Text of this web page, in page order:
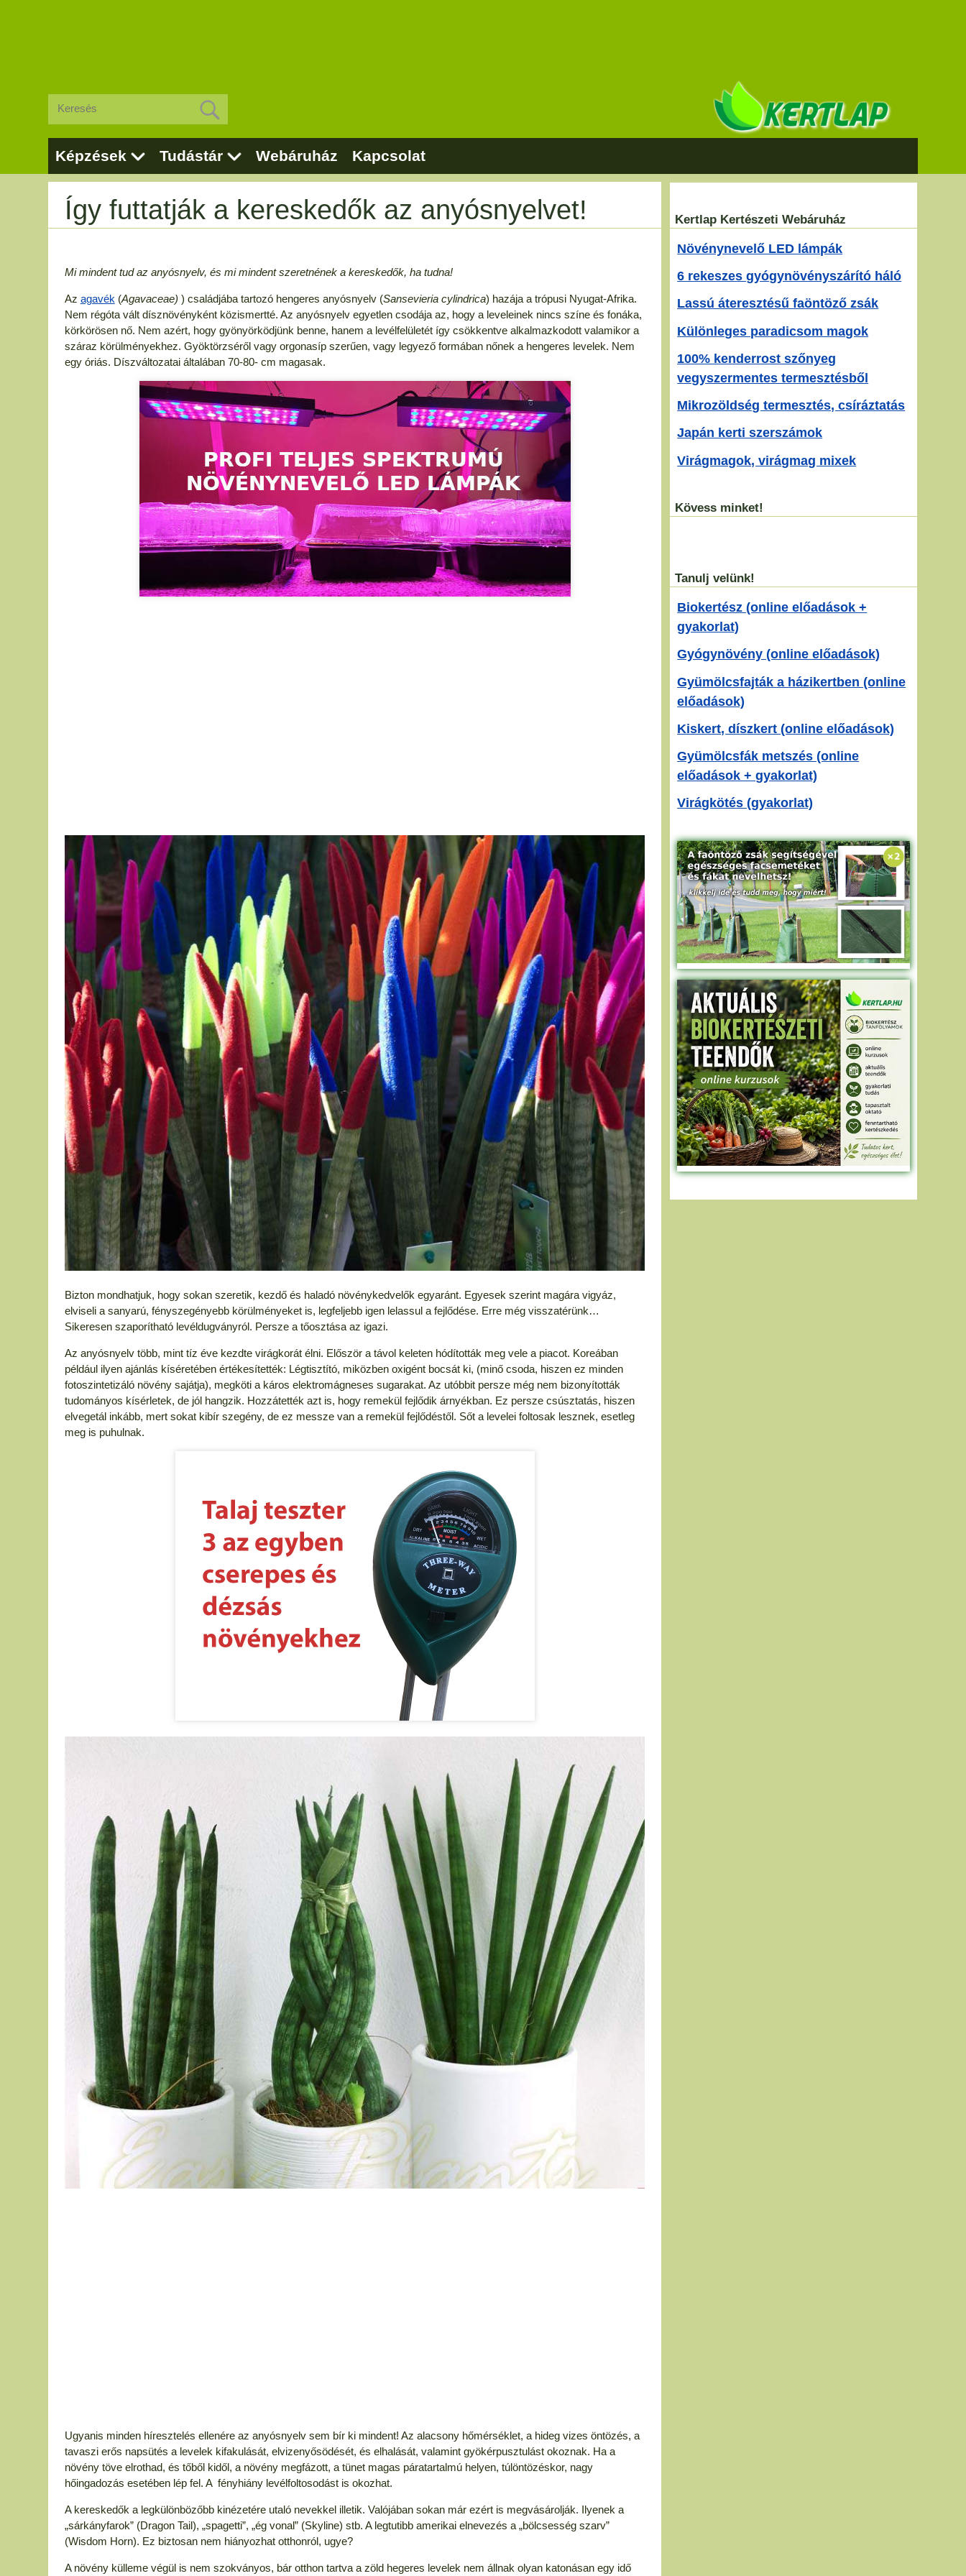
Képzések Tudástár Webáruház Kapcsolat
Így futtatják a kereskedők az anyósnyelvet!
Mi mindent tud az anyósnyelv, és mi mindent szeretnének a kereskedők, ha tudna!
Az agavék (Agavaceae) ) családjába tartozó hengeres anyósnyelv (Sansevieria cylindrica) hazája a trópusi Nyugat-Afrika.
Nem régóta vált dísznövényként közismertté. Az anyósnyelv egyetlen csodája az, hogy a leveleinek nincs színe és fonáka,
körkörösen nő. Nem azért, hogy gyönyörködjünk benne, hanem a levélfelületét így csökkentve alkalmazkodott valamikor a
száraz körülményekhez. Gyöktörzséről vagy orgonasíp szerűen, vagy legyező formában nőnek a hengeres levelek. Nem
egy óriás. Díszváltozatai általában 70-80- cm magasak.
Bizton mondhatjuk, hogy sokan szeretik, kezdő és haladó növénykedvelők egyaránt. Egyesek szerint magára vigyáz,
elviseli a sanyarú, fényszegényebb körülményeket is, legfeljebb igen lelassul a fejlődése. Erre még visszatérünk…
Sikeresen szaporítható levéldugványról. Persze a tőosztása az igazi.
Az anyósnyelv több, mint tíz éve kezdte virágkorát élni. Először a távol keleten hódították meg vele a piacot. Koreában
például ilyen ajánlás kíséretében értékesítették: Légtisztító, miközben oxigént bocsát ki, (minő csoda, hiszen ez minden
fotoszintetizáló növény sajátja), megköti a káros elektromágneses sugarakat. Az utóbbit persze még nem bizonyították
tudományos kísérletek, de jól hangzik. Hozzátették azt is, hogy remekül fejlődik árnyékban. Ez persze csúsztatás, hiszen
elvegetál inkább, mert sokat kibír szegény, de ez messze van a remekül fejlődéstől. Sőt a levelei foltosak lesznek, esetleg
meg is puhulnak.
Ugyanis minden híresztelés ellenére az anyósnyelv sem bír ki mindent! Az alacsony hőmérséklet, a hideg vizes öntözés, a
tavaszi erős napsütés a levelek kifakulását, elvizenyősödését, és elhalását, valamint gyökérpusztulást okoznak. Ha a
növény töve elrothad, és tőből kidől, a növény megfázott, a tünet magas páratartalmú helyen, túlöntözéskor, nagy
hőingadozás esetében lép fel. A fényhiány levélfoltosodást is okozhat.
A kereskedők a legkülönbözőbb kinézetére utaló nevekkel illetik. Valójában sokan már ezért is megvásárolják. Ilyenek a
„sárkányfarok” (Dragon Tail), „spagetti”, „ég vonal” (Skyline) stb. A legtutibb amerikai elnevezés a „bölcsesség szarv”
(Wisdom Horn). Ez biztosan nem hiányozhat otthonról, ugye?
A növény külleme végül is nem szokványos, bár otthon tartva a zöld hegeres levelek nem állnak olyan katonásan egy idő
Kertlap Kertészeti Webáruház
Növénynevelő LED lámpák
6 rekeszes gyógynövényszárító háló
Lassú áteresztésű faöntöző zsák
Különleges paradicsom magok
100% kenderrost szőnyeg
vegyszermentes termesztésből
Mikrozöldség termesztés, csíráztatás
Japán kerti szerszámok
Virágmagok, virágmag mixek
Kövess minket!
Tanulj velünk!
Biokertész (online előadások +
gyakorlat)
Gyógynövény (online előadások)
Gyümölcsfajták a házikertben (online
előadások)
Kiskert, díszkert (online előadások)
Gyümölcsfák metszés (online
előadások + gyakorlat)
Virágkötés (gyakorlat)